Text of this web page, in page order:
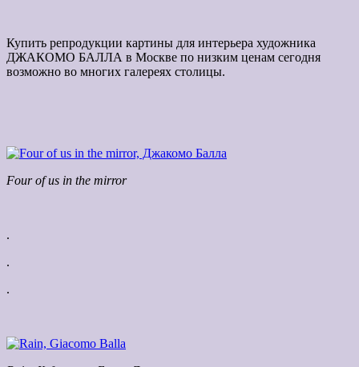
Купить репродукции картины для интерьера художника
ДЖАКОМО БАЛЛА в Москве по низким ценам сегодня
возможно во многих галереях столицы.
Four of us in the mirror
.
.
.